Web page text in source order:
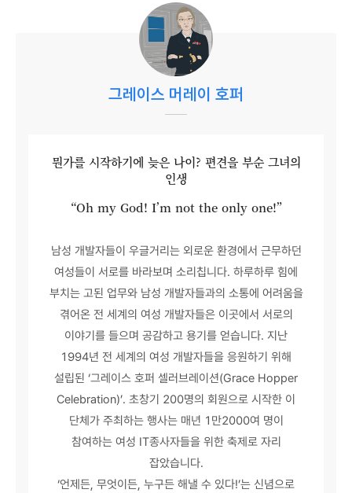
그레이스 머레이 호퍼
뭔가를 시작하기에 늦은 나이? 편견을 부순 그녀의
인생
“Oh my God! I’m not the only one!”
남성 개발자들이 우글거리는 외로운 환경에서 근무하던
여성들이 서로를 바라보며 소리칩니다. 하루하루 힘에
부치는 고된 업무와 남성 개발자들과의 소통에 어려움을
겪어온 전 세계의 여성 개발자들은 이곳에서 서로의
이야기를 들으며 공감하고 용기를 얻습니다. 지난
1994년 전 세계의 여성 개발자들을 응원하기 위해
설립된 ‘그레이스 호퍼 셀러브레이션(Grace Hopper
Celebration)’. 초창기 200명의 회원으로 시작한 이
단체가 주최하는 행사는 매년 1만2000여 명이
참여하는 여성 IT종사자들을 위한 축제로 자리
잡았습니다.
‘언제든, 무엇이든, 누구든 해낼 수 있다!’는 신념으로